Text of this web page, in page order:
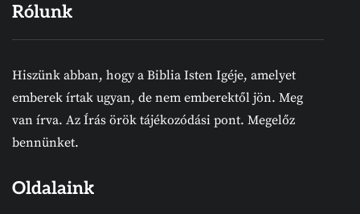
Rólunk
Hiszünk abban, hogy a Biblia Isten Igéje, amelyet
emberek írtak ugyan, de nem emberektől jön. Meg
van írva. Az Írás örök tájékozódási pont. Megelőz
bennünket.
Oldalaink